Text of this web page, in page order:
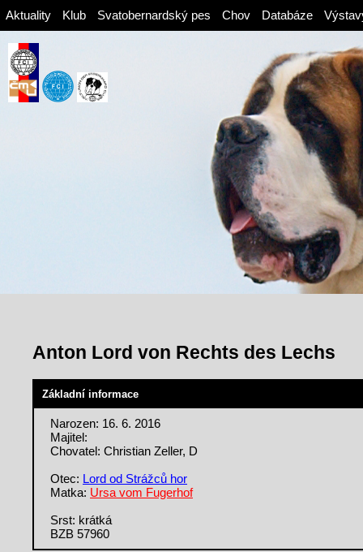
Aktuality Klub Svatobernardský pes Chov Databáze
Anton Lord von Rechts des Lechs
Základní informace
Narozen: 16. 6. 2016
Majitel:
Chovatel: Christian Zeller, D
Otec: Lord od Strážců hor
Matka: Ursa vom Fugerhof
Srst: krátká
BZB 57960